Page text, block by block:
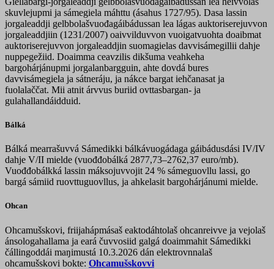
skuvlejupmi ja sámegiela máhttu (ásahus 1727/95). Dasa lassin
jorgaleaddji gelbbolašvuođagáibádussan lea lágas auktoriserejuvvon
jorgaleaddjiin (1231/2007) oaivvilduvvon vuoigatvuohta doaibmat
auktoriserejuvvon jorgaleaddjin suomagielas davvisámegillii dahje
nuppegežiid. Doaimma ceavzilis dikšuma veahkeha
bargohárjánupmi jorgalanbargguin, ahte dovdá bures
davvisámegiela ja sátneráju, ja nákce bargat iehčanasat ja
fuolalaččat. Mii atnit árvvus buriid ovttasbargan- ja
gulahallandáidduid.
Bálká
Bálká mearrašuvvá Sámedikki bálkávuogádaga gáibádusdási IV/IV
dahje V/II mielde (vuođđobálká 2877,73–2762,37 euro/mb).
Vuođđobálkká lassin máksojuvvojit 24 % sámeguovllu lassi, go
bargá sámiid ruovttuguovllus, ja ahkelasit bargohárjánumi mielde.
Ohcan
Ohcamušskovi, friijahápmásaš eaktodáhtolaš ohcanreivve ja vejolaš
ánsologahallama ja eará čuvvosiid galgá doaimmahit Sámedikki
čállingoddái maŋimustá 10.3.2026 dán elektrovnnalaš
ohcamušskovi bokte: Ohcamušskovvi